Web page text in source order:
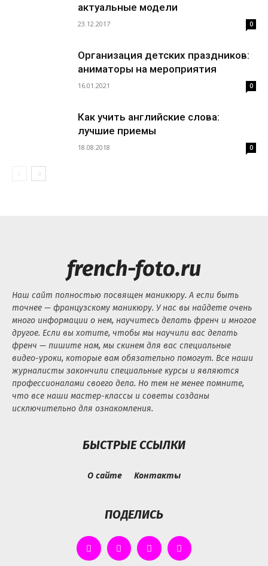
актуальные модели
23.12.2017 0
Организация детских праздников:
аниматоры на мероприятия
16.01.2021 0
Как учить английские слова:
лучшие приемы
18.08.2018 0
french-foto.ru
Наш сайт полностью посвящен маникюру. А если быть
точнее — французскому маникюру. У нас вы найдете очень
много информации о нем, научитесь делать френч и многое
другое. Если вы хотите, чтобы мы научили вас делать
френч — пишите нам, мы скинем для вас специальные
видео-уроки, которые вам обязательно помогут. Все наши
журналисты закончили специальные курсы и являются
профессионалами своего дела. Но тем не менее помните,
что все наши мастер-классы и советы созданы
исключительно для ознакомления.
БЫСТРЫЕ ССЫЛКИ
О сайте Контакты
ПОДЕЛИСЬ